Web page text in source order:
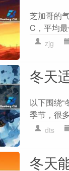
芝加哥的
C，平均
zjg
冬天
以下围绕
季节，很
dts
冬天